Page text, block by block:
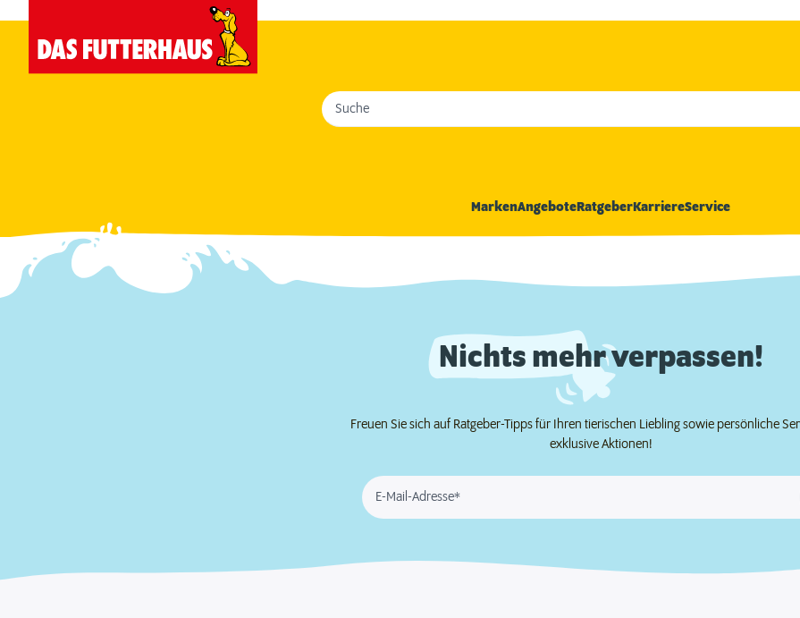
Suche
MarkenAngeboteRatgeberKarriereService
Nichts mehr verpassen!
Freuen Sie sich auf Ratgeber-Tipps für Ihren tierischen Liebling sowie persönliche
exklusive Aktionen!
E-Mail-Adresse*